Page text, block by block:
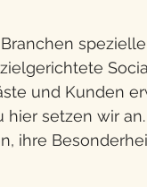
und Kunden
setzen wir
ihre